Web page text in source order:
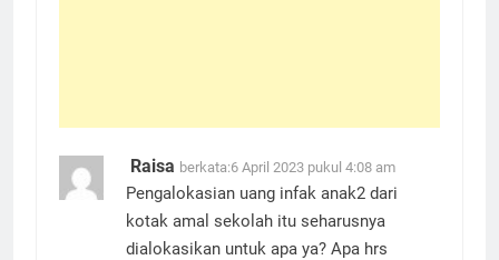
Raisa berkata:6 April 2023 pukul 4:08 am
Pengalokasian uang infak anak2 dari
kotak amal sekolah itu seharusnya
dialokasikan untuk apa ya? Apa hrs